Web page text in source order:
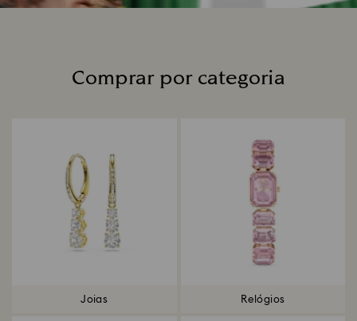
Comprar por categoria
Joias Relógios